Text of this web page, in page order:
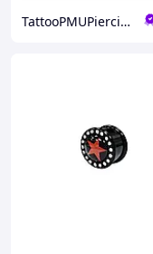
TattooPMUPiercing